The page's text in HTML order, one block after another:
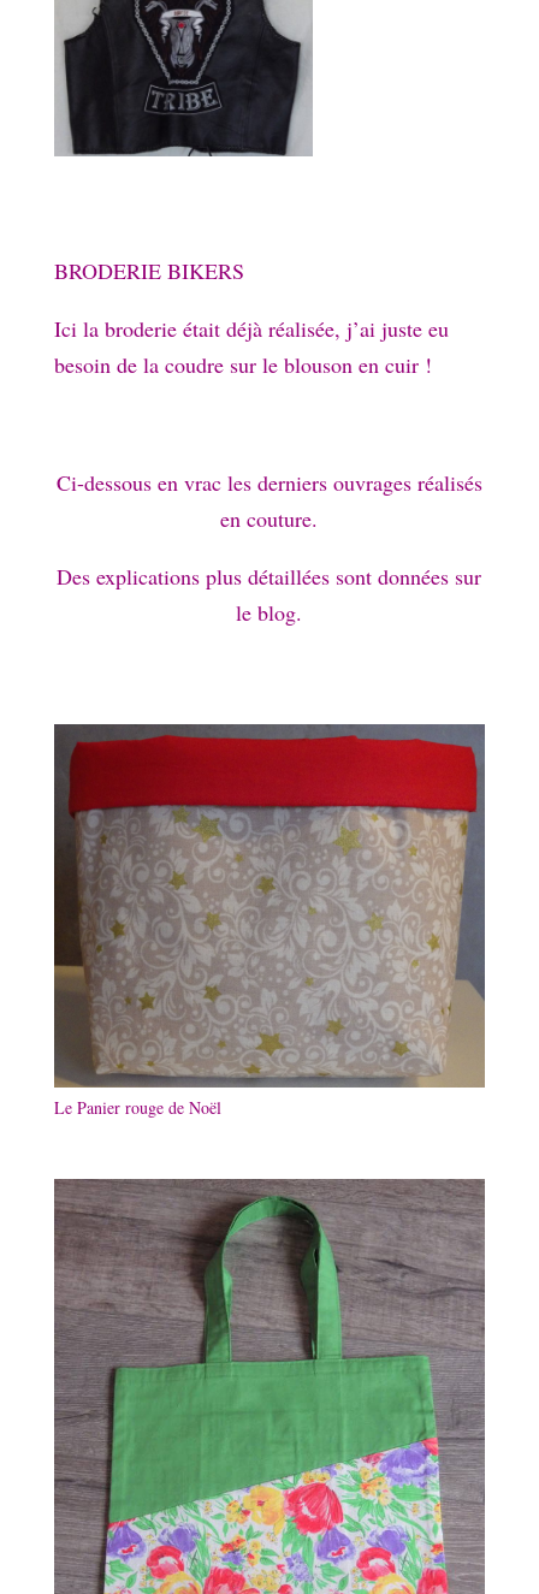
BRODERIE BIKERS
Ici la broderie était déjà réalisée, j’ai juste eu
besoin de la coudre sur le blouson en cuir !
Ci-dessous en vrac les derniers ouvrages réalisés
en couture.
Des explications plus détaillées sont données sur
le blog.
Le Panier rouge de Noël